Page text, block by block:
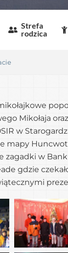
Strefa
rodzica
Mikołaja
w
mapy
zagadki w
gdzie